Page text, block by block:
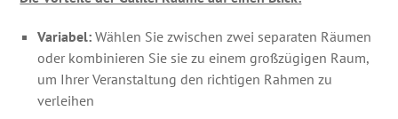
Variabel: Wählen Sie zwischen zwei separaten Räumen
oder kombinieren Sie sie zu einem großzügigen Raum,
um Ihrer Veranstaltung den richtigen Rahmen zu
verleihen